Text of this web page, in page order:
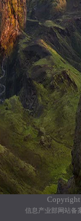
信息产业部网站备